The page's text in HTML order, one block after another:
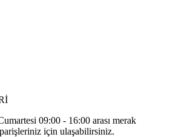
09:00 - 16:00 arası merak
için ulaşabilirsiniz.